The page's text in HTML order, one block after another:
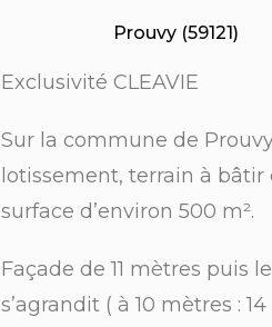
Prouvy (59121)
Exclusivité CLEAVIE
Sur la commune de
lotissement, terrain à bâtir
surface d’environ 500 m².
Façade de 11 mètres puis
s’agrandit ( à 10 mètres :